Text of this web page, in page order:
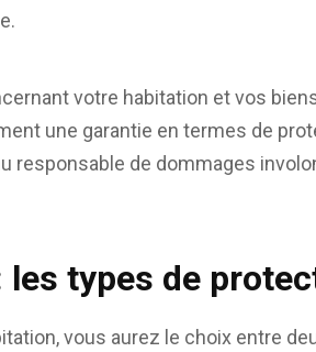
votre habitation et vos
une garantie en termes de
responsable de dommages
types de
vous aurez le choix entre